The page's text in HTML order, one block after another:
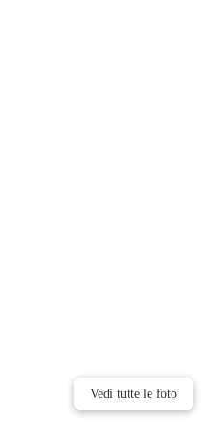
Vedi tutte le foto
Vedi tutte le foto